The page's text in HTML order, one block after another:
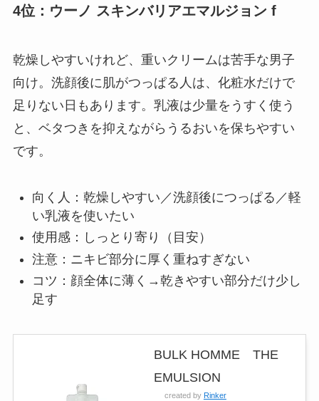
4位：ウーノ スキンバリアエマルジョン f
乾燥しやすいけれど、重いクリームは苦手な男子
向け。洗顔後に肌がつっぱる人は、化粧水だけで
足りない日もあります。乳液は少量をうすく使う
と、ベタつきを抑えながらうるおいを保ちやすい
です。
向く人：乾燥しやすい／洗顔後につっぱる／軽
い乳液を使いたい
使用感：しっとり寄り（目安）
注意：ニキビ部分に厚く重ねすぎない
コツ：顔全体に薄く→乾きやすい部分だけ少し
足す
BULK HOMME THE
EMULSION
created by Rinker